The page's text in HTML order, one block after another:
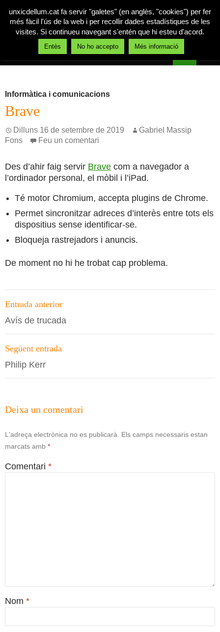
Un xic de llum
Informàtica i comunicacions
Brave
Dilluns 16 de setembre de 2019
Gabriel Massip
Fons
Feu un comentari
Des d’ahir faig servir Brave com a navegador a
l’ordinador personal, el mòbil i l’iPad.
Té motor Chromium, accepta plugins de Chrome.
Permet sincronitzar adreces d’interès entre tots els
dispositius sense identificar-se.
Bloqueja rastrejadors i anuncis.
De moment no hi he trobat cap problema.
Navegació
per
les
entrades
Entrada anterior
Avís de trucada
Següent entrada
Philip Kerr
Deixa un comentari
L'adreça electrònica no es publicarà. Els camps necessaris estan
marcats amb *
Comentari *
Nom *
unxicdellum.cat fa servir "galetes" (en anglès, "cookies") per fer
més fàcil l'ús de la web i per recollir dades estadístiques de les
visites. Si continueu navegant s'entén que hi esteu d'acord.
Entès No ho accepto Més informació